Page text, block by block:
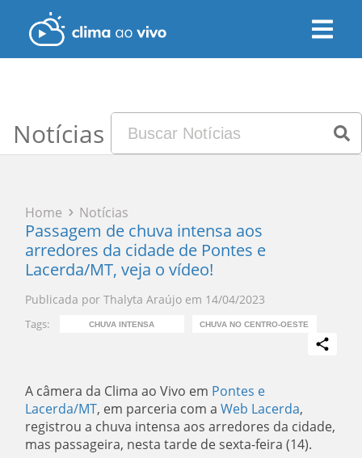
Notícias
Home Notícias
Passagem de chuva intensa aos
arredores da cidade de Pontes e
Lacerda/MT, veja o vídeo!
Publicada por Thalyta Araújo em 14/04/2023
Tags: CHUVA INTENSA CHUVA NO CENTRO-OESTE
A câmera da Clima ao Vivo em Pontes e
Lacerda/MT, em parceria com a Web Lacerda,
registrou a chuva intensa aos arredores da cidade,
mas passageira, nesta tarde de sexta-feira (14).